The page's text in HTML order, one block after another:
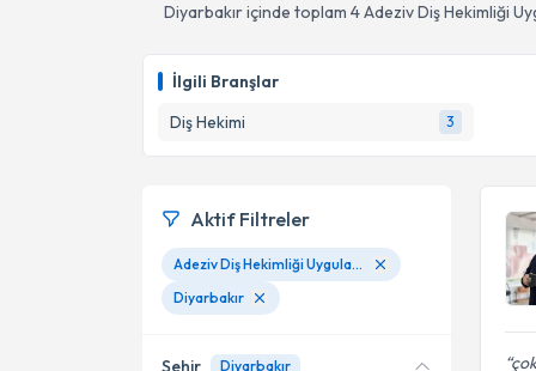
Diyarbakıriçinde toplam 4Adeziv Diş Hekimliği
İlgili Branşlar
Diş Hekimi
3
Aktif Filtreler
Adeziv Diş Hekimliği Uygulamaları
Diyarbakır
Şehir Diyarbakır